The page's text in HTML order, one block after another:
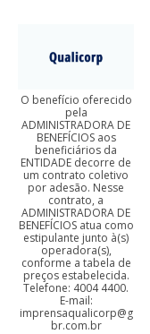
O benefício oferecido
pela
ADMINISTRADORA DE
BENEFÍCIOS aos
beneficiários da
ENTIDADE decorre de
um contrato coletivo
por adesão. Nesse
contrato, a
ADMINISTRADORA DE
BENEFÍCIOS atua como
estipulante junto à(s)
operadora(s),
conforme a tabela de
preços estabelecida.
Telefone: 4004 4400.
E-mail:
imprensaqualicorp@g
br.com.br